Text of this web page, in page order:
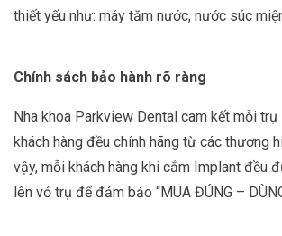
thiết yếu như: máy tăm nước, nước súc
Chính sách bảo hành rõ ràng
Nha khoa Parkview Dental cam kết mỗi
khách hàng đều chính hãng từ các thương
vậy, mỗi khách hàng khi cắm Implant đều
lên vỏ trụ để đảm bảo “MUA ĐÚNG –